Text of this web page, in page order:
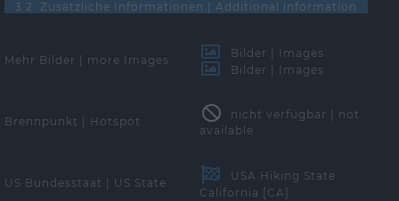
3.2 Zusätzliche Informationen | Additional information
Mehr Bilder | more Images
Bilder | Images
Bilder | Images
Brennpunkt | Hotspot
nicht verfügbar | not
available
US Bundesstaat | US State
USA Hiking State:
California [CA]